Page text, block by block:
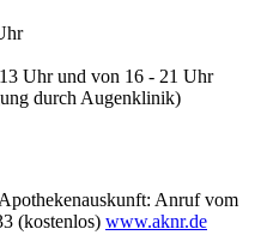
Uhr und von 16 - 21 Uhr
durch Augenklinik)
Anruf vom
(kostenlos) www.aknr.de